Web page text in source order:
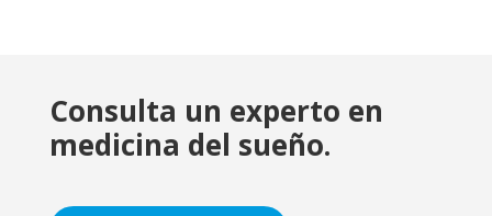
Consulta un experto en
medicina del sueño.